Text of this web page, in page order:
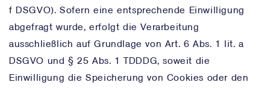
f DSGVO). Sofern eine entsprechende Einwilligung
abgefragt wurde, erfolgt die Verarbeitung
ausschließlich auf Grundlage von Art. 6 Abs. 1 lit. a
DSGVO und § 25 Abs. 1 TDDDG, soweit die
Einwilligung die Speicherung von Cookies oder den